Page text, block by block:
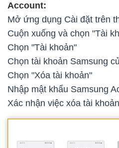
Account:
Mở ứng dụng Cài đặt trên
Cuộn xuống và chọn "Tài
Chọn "Tài khoản"
Chọn tài khoản Samsung
Chọn "Xóa tài khoản"
Nhập mật khẩu Samsung
Xác nhận việc xóa tài khoản